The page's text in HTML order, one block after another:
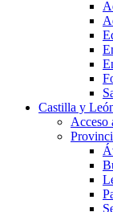
Castilla y
Acceso